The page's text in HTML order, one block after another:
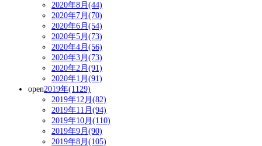
2020年8月(44)
2020年7月(70)
2020年6月(54)
2020年5月(73)
2020年4月(56)
2020年3月(73)
2020年2月(91)
2020年1月(91)
open2019年(1129)
2019年12月(82)
2019年11月(94)
2019年10月(110)
2019年9月(90)
2019年8月(105)